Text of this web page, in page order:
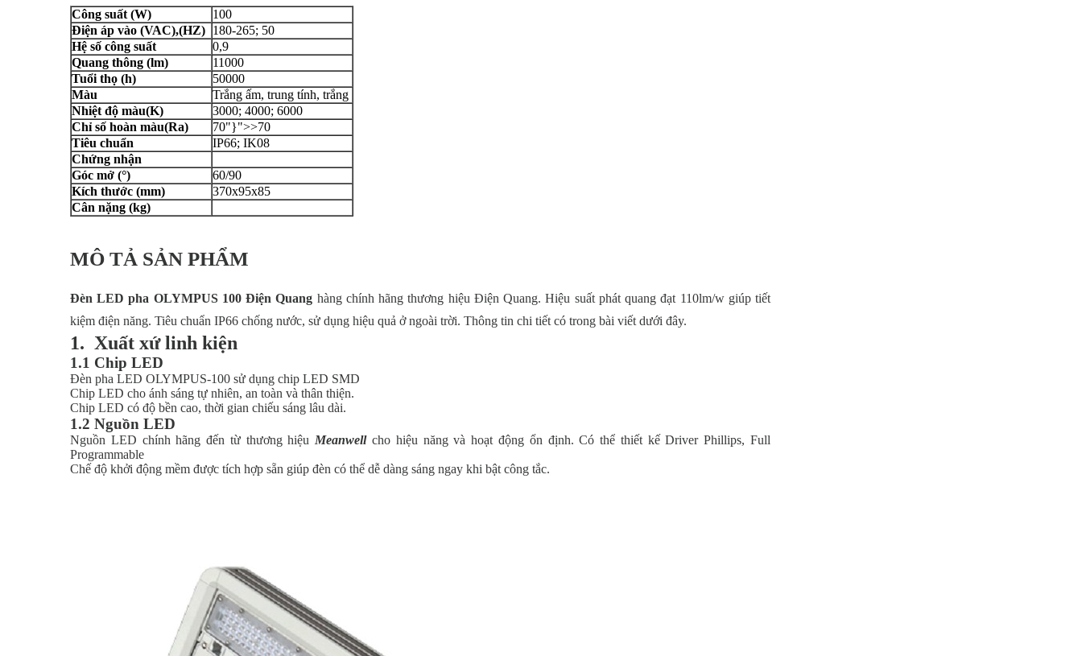
Công suất (W)
100
Điện áp vào (VAC),(HZ) 180-265; 50
Hệ số công suất
0,9
Quang thông (lm)
11000
Tuổi thọ (h)
50000
Màu
Trắng ấm, trung tính, trắng
Nhiệt độ màu(K)
3000; 4000; 6000
Chỉ số hoàn màu(Ra)
70"}">>70
Tiêu chuẩn
IP66; IK08
Chứng nhận
Góc mở (°)
60/90
Kích thước (mm)
370x95x85
Cân nặng (kg)
MÔ TẢ SẢN PHẨM
Đèn LED pha OLYMPUS 100 Điện Quang hàng chính hãng thương hiệu Điện Quang. Hiệu suất phát quang đạt 110lm/w giúp tiết
kiệm điện năng. Tiêu chuẩn IP66 chống nước, sử dụng hiệu quả ở ngoài trời. Thông tin chi tiết có trong bài viết dưới đây.
1. Xuất xứ linh kiện
1.1 Chip LED
Đèn pha LED OLYMPUS-100 sử dụng chip LED SMD
Chip LED cho ánh sáng tự nhiên, an toàn và thân thiện.
Chip LED có độ bền cao, thời gian chiếu sáng lâu dài.
1.2 Nguồn LED
Nguồn LED chính hãng đến từ thương hiệu Meanwellcho hiệu năng và hoạt động ổn định. Có thể thiết kế Driver Phillips, Full
Programmable
Chế độ khởi động mềm được tích hợp sẵn giúp đèn có thể dễ dàng sáng ngay khi bật công tắc.